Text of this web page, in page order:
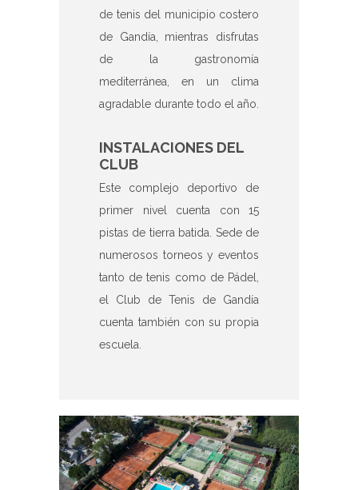
de tenis del municipio costero
de Gandía, mientras disfrutas
de la gastronomía
mediterránea, en un clima
agradable durante todo el año.
INSTALACIONES DEL
CLUB
Este complejo deportivo de
primer nivel cuenta con 15
pistas de tierra batida. Sede de
numerosos torneos y eventos
tanto de tenis como de Pádel,
el Club de Tenis de Gandía
cuenta también con su propia
escuela.